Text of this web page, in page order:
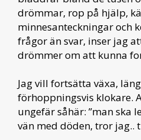
drömmar, rop på hjälp,
minnesanteckningar och
frågor än svar, inser jag
drömmer om att kunna
Jag vill fortsätta växa,
förhoppningsvis klokare.
ungefär såhär: ”man ska
vän med döden, tror jag..